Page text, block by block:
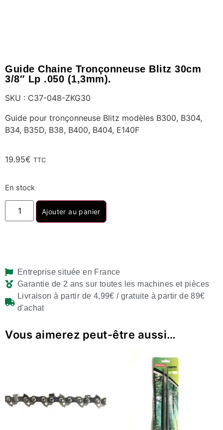
Guide Chaine Tronçonneuse Blitz 30cm
3/8″ Lp .050 (1,3mm).
SKU : C37-048-ZKG30
Guide pour tronçonneuse Blitz modèles B300, B304,
B34, B35D, B38, B400, B404, E140F
19.95€ TTC
En stock
Ajouter au panier
Entreprise située en France
Garantie de 2 ans sur toutes les machines et pièces
Livraison à partir de 4,99€ / gratuite à partir de 89€
d'achat
Vous aimerez peut-être aussi…